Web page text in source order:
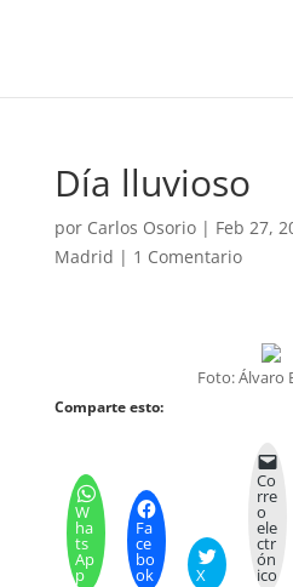
Día lluvioso
por Carlos Osorio| Feb 27,
Madrid | 1 Comentario
Foto: Álvaro
Comparte esto:
W
ha
ts
Ap
p
Fa
ce
bo
ok X
Co
rre
o
ele
ctr
ón
ico